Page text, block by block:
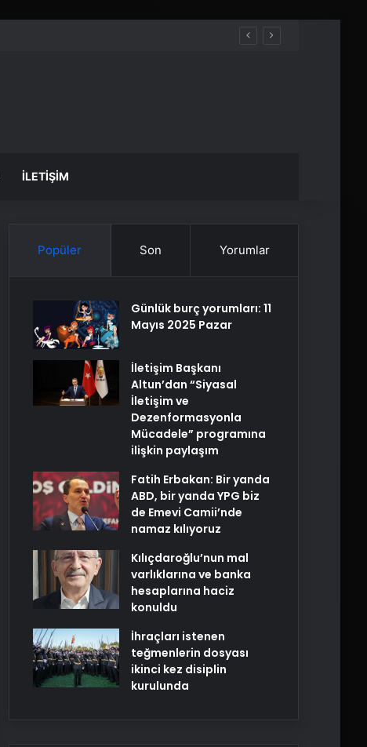
İLETIŞIM
Popüler Son Yorumlar
Günlük burç yorumları: 11
Mayıs 2025 Pazar
İletişim Başkanı
Altun’dan “Siyasal
İletişim ve
Dezenformasyonla
Mücadele” programına
ilişkin paylaşım
Fatih Erbakan: Bir yanda
ABD, bir yanda YPG biz
de Emevi Camii’nde
namaz kılıyoruz
Kılıçdaroğlu’nun mal
varlıklarına ve banka
hesaplarına haciz
konuldu
İhraçları istenen
teğmenlerin dosyası
ikinci kez disiplin
kurulunda